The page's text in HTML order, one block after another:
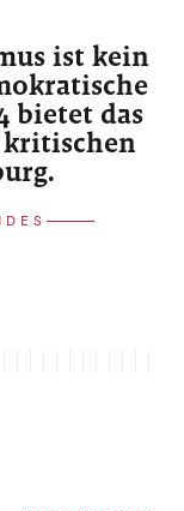
ist kein
bietet das
kritischen